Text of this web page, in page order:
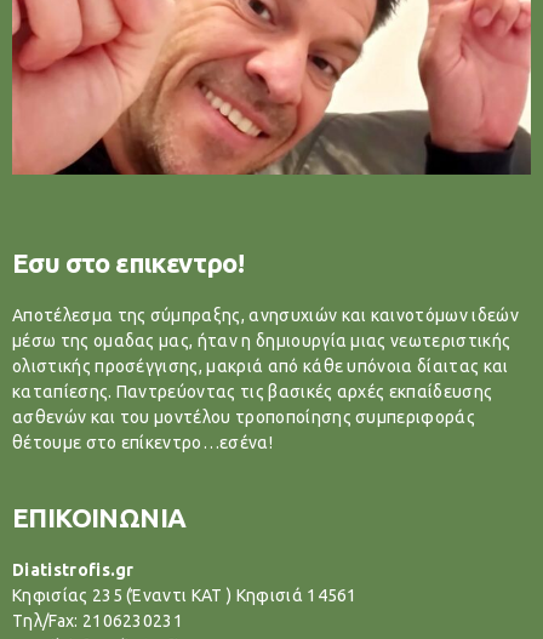
Εσυ στο επικεντρο!
Αποτέλεσμα της σύμπραξης, ανησυχιών και καινοτόμων ιδεών
μέσω της ομαδας μας, ήταν η δημιουργία μιας νεωτεριστικής
ολιστικής προσέγγισης, μακριά από κάθε υπόνοια δίαιτας και
καταπίεσης. Παντρεύοντας τις βασικές αρχές εκπαίδευσης
ασθενών και του μοντέλου τροποποίησης συμπεριφοράς
θέτουμε στο επίκεντρο…εσένα!
ΕΠΙΚΟΙΝΩΝΙΑ
Diatistrofis.gr
Κηφισίας 235 (Έναντι ΚΑΤ ) Κηφισιά 14561
Tηλ/Fax: 2106230231